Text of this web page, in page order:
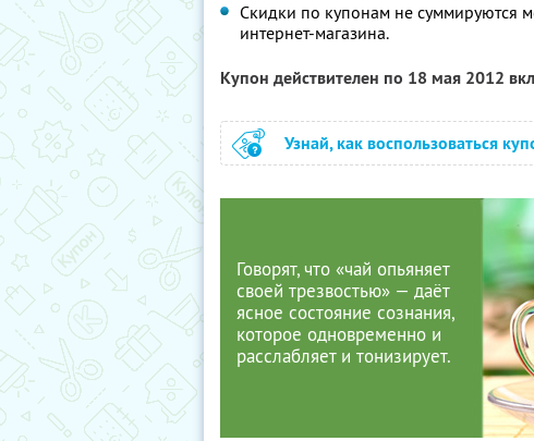
Скидки по купонам не суммируются
интернет-магазина.
Купон действителен по 18 мая 2012
Узнай, как воспользоваться
Говорят, что «чай опьяняет
своей трезвостью» — даёт
ясное состояние сознания,
которое одновременно и
расслабляет и тонизирует.